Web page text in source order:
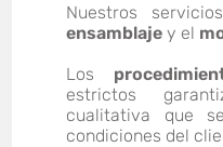
Nuestros
ensamblaje y el
Los
estrictos
cualitativa que
condiciones del